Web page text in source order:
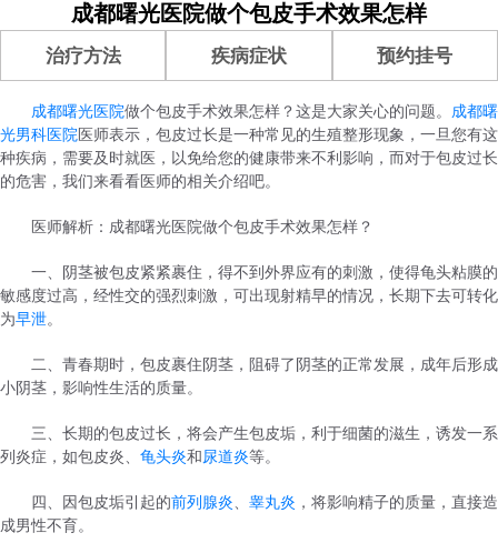
成都曙光医院做个包皮手术效果怎样
治疗方法 疾病症状 预约挂号
成都曙光医院做个包皮手术效果怎样？这是大家关心的问题。 成都曙
光男科医院 医师表示，包皮过长是一种常见的生殖整形现象，一旦您有这
种疾病，需要及时就医，以免给您的健康带来不利影响，而对于包皮过长
的危害，我们来看看医师的相关介绍吧。
医师解析：成都曙光医院做个包皮手术效果怎样？
一、阴茎被包皮紧紧裹住，得不到外界应有的刺激，使得龟头粘膜的
敏感度过高，经性交的强烈刺激，可出现射精早的情况，长期下去可转化
为早泄。
二、青春期时，包皮裹住阴茎，阻碍了阴茎的正常发展，成年后形成
小阴茎，影响性生活的质量。
三、长期的包皮过长，将会产生包皮垢，利于细菌的滋生，诱发一系
列炎症，如包皮炎、 龟头炎和 尿道炎等。
四、因包皮垢引起的前列腺炎、 睾丸炎 ，将影响精子的质量，直接造
成男性不育。